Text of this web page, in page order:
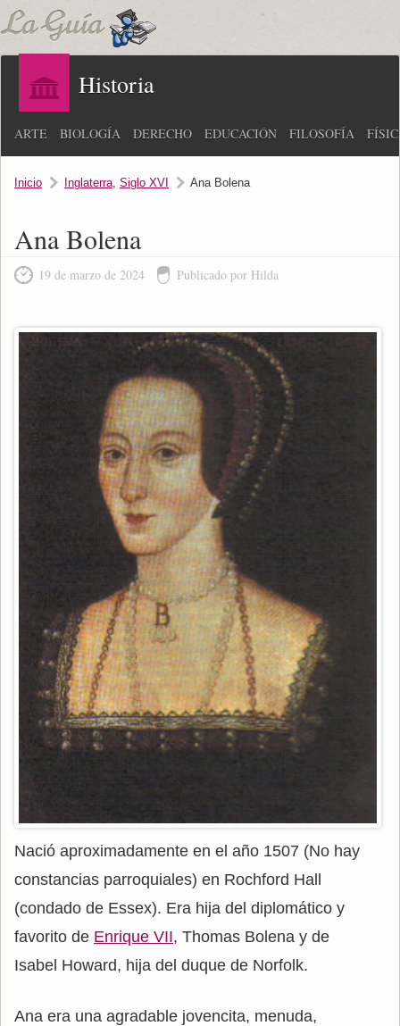
Historia
ARTE BIOLOGÍA DERECHO EDUCACIÓN FILOSOFÍA
Inicio Inglaterra, Siglo XVI Ana Bolena
Ana Bolena
19 de marzo de 2024 Publicado por Hilda
Nació aproximadamente en el año 1507 (No hay
constancias parroquiales) en Rochford Hall
(condado de Essex). Era hija del diplomático y
favorito de Enrique VII, Thomas Bolena y de
Isabel Howard, hija del duque de Norfolk.
Ana era una agradable jovencita, menuda,